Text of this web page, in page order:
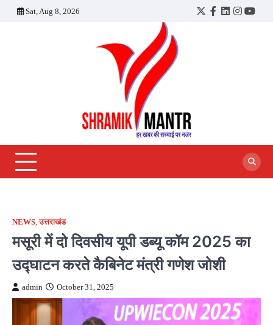
Sat, Aug 8, 2026
Twitter
Facebook
LinkedIn
NEWS,उत्तराखंड
मसूरी में दो दिवसीय यूपी डब्यू कॉम 2025 का
उद्घाटन करते कैबिनेट मंत्री गणेश जोशी
admin October 31, 2025